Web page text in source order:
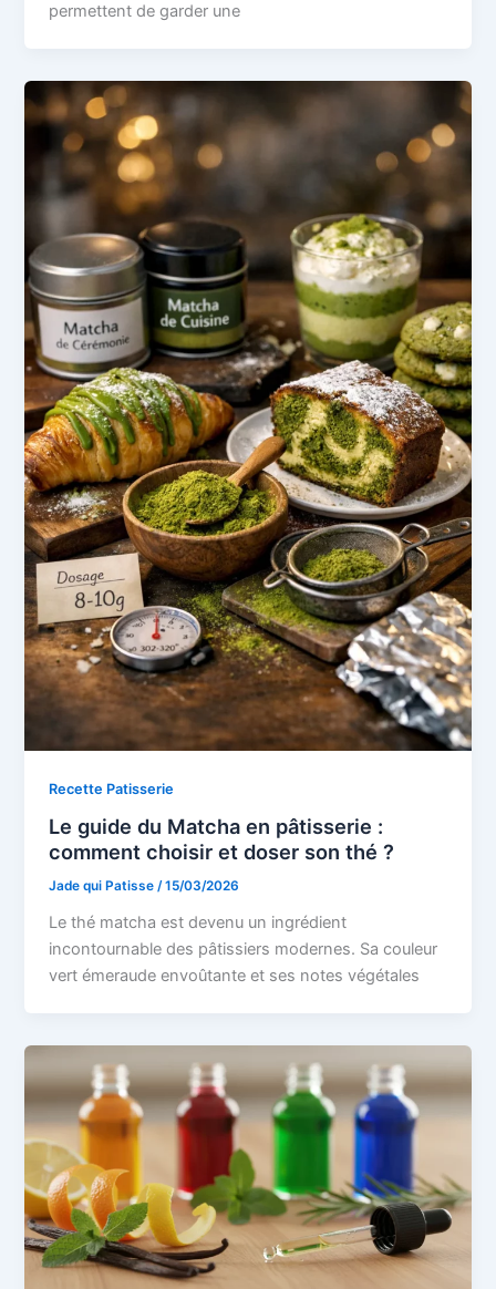
permettent de garder une
Recette Patisserie
Le guide du Matcha en pâtisserie :
comment choisir et doser son thé ?
Jade qui Patisse/15/03/2026
Le thé matcha est devenu un ingrédient
incontournable des pâtissiers modernes. Sa couleur
vert émeraude envoûtante et ses notes végétales